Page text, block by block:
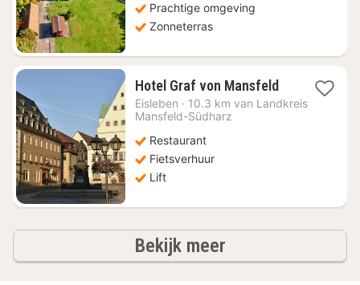
Prachtige omgeving
Zonneterras
Hotel Graf von Mansfeld1
nacht
Eisleben · 10.3 km van Landkreis
Mansfeld-Südharz
Restaurant
Fietsverhuur
Lift
Bekijk meerhotels